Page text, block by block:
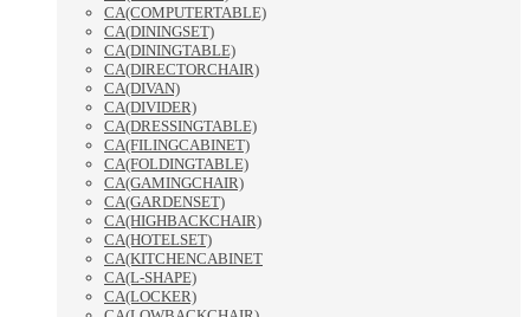
CA(COMPUTERTABLE)
CA(DININGSET)
CA(DININGTABLE)
CA(DIRECTORCHAIR)
CA(DIVAN)
CA(DIVIDER)
CA(DRESSINGTABLE)
CA(FILINGCABINET)
CA(FOLDINGTABLE)
CA(GAMINGCHAIR)
CA(GARDENSET)
CA(HIGHBACKCHAIR)
CA(HOTELSET)
CA(KITCHENCABINET
CA(L-SHAPE)
CA(LOCKER)